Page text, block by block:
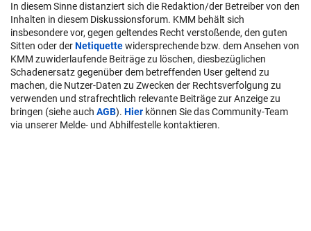
In diesem Sinne distanziert sich die Redaktion/der Betreiber von den
Inhalten in diesem Diskussionsforum. KMM behält sich
insbesondere vor, gegen geltendes Recht verstoßende, den guten
Sitten oder derNetiquettewidersprechende bzw. dem Ansehen von
KMM zuwiderlaufende Beiträge zu löschen, diesbezüglichen
Schadenersatz gegenüber dem betreffenden User geltend zu
machen, die Nutzer-Daten zu Zwecken der Rechtsverfolgung zu
verwenden und strafrechtlich relevante Beiträge zur Anzeige zu
bringen (siehe auch AGB). Hier können Sie das Community-Team
via unserer Melde- und Abhilfestelle kontaktieren.